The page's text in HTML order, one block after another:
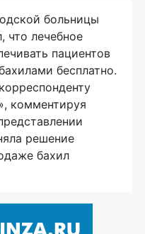
больницы
что лечебное
пациентов
бесплатно.
комментируя
решение
бахил